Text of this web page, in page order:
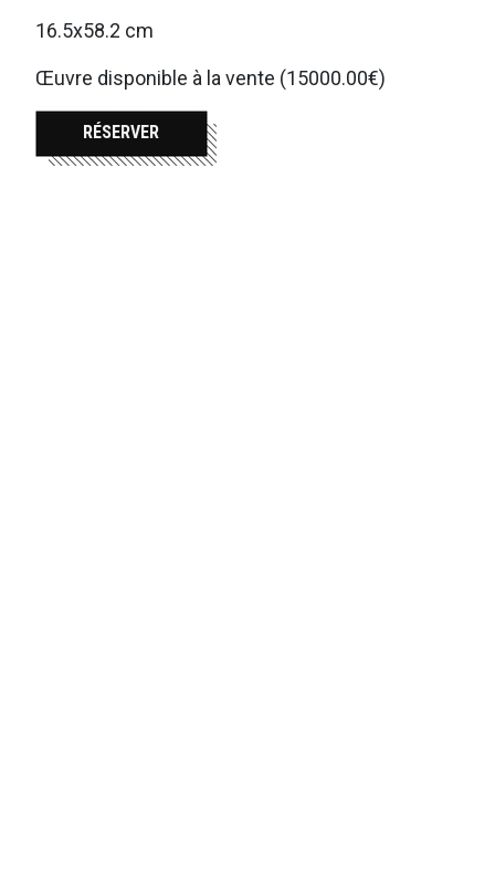
16.5x58.2 cm
Œuvre disponible à la vente (15000.00€)
RÉSERVER